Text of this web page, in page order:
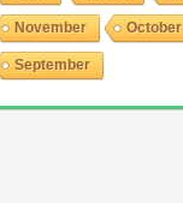
]
November October
September